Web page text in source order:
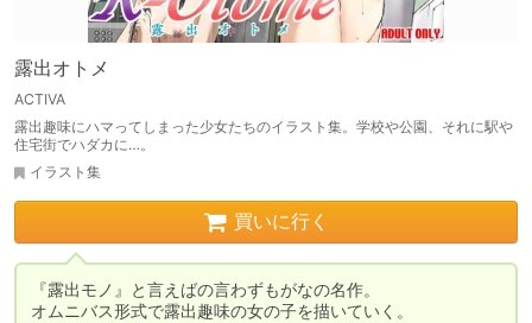
露出オトメ
ACTIVA
露出趣味にハマってしまった少女たちのイラスト集。学校や公園、それに駅や
住宅街でハダカに…。
イラスト集
買いに行く
『露出モノ』と言えばの言わずもがなの名作。
オムニバス形式で露出趣味の女の子を描いていく。